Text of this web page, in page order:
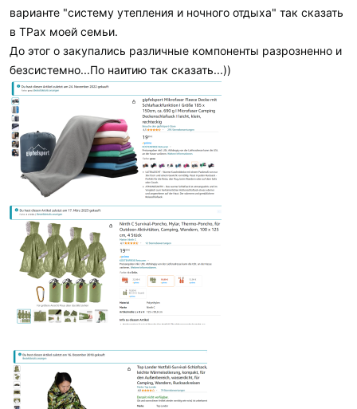
варианте "систему утепления и ночного отдыха" так сказать
в ТРах моей семьи.
До этог о закупались различные компоненты разрозненно и
безсистемно...По наитию так сказать...))